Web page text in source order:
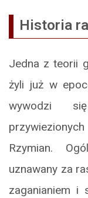
Historia
Jedna z teorii
żyli już w
wywodzi
Rzymian.
uznawany za
zaganianiem i